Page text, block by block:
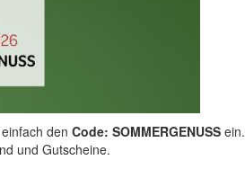
den Code: SOMMERGENUSSein.
und Gutscheine.